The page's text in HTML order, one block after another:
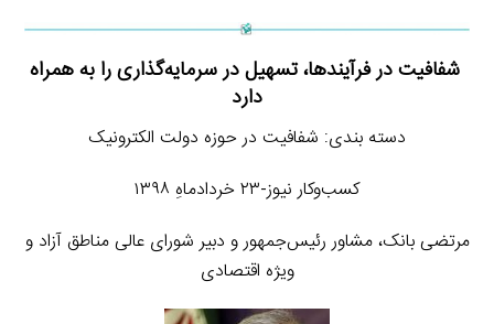
شفافیت در فرآیندها، تسهیل در سرمایه‌گذاری را به همراه
دارد
دسته بندی: شفافیت در حوزه دولت الکترونیک
کسب‌وکار نیوز-۲۳ خردادماهِ ۱۳۹۸
مرتضی بانک، مشاور رئیس‌جمهور و دبیر شورای عالی مناطق آزاد و
ویژه اقتصادی